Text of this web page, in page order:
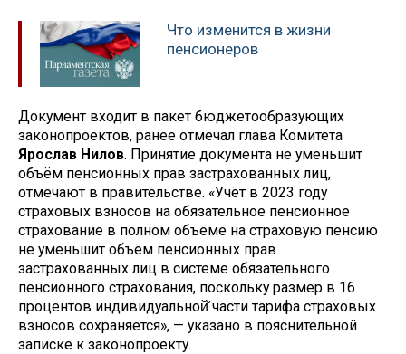
Что изменится в жизни
пенсионеров
Документ входит в пакет бюджетообразующих
законопроектов, ранее отмечал глава Комитета
Ярослав Нилов. Принятие документа не уменьшит
объём пенсионных прав застрахованных лиц,
отмечают в правительстве. «Учёт в 2023 году
страховых взносов на обязательное пенсионное
страхование в полном объёме на страховую пенсию
не уменьшит объём пенсионных прав
застрахованных лиц в системе обязательного
пенсионного страхования, поскольку размер в 16
процентов индивидуальной̆ части тарифа страховых
взносов сохраняется», — указано в пояснительной
записке к законопроекту.